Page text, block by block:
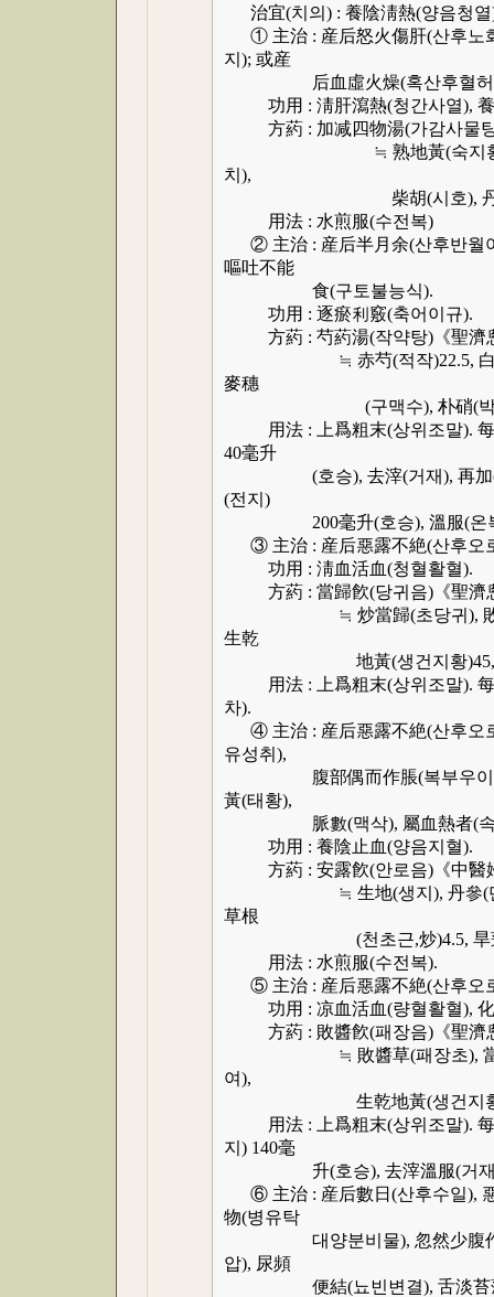
治宜(치의) : 養陰淸熱(양음청열
① 主治 : 産后怒火傷肝(산후노
지); 或産
后血虛火燥(혹산후혈허화
功用 : 淸肝瀉熱(청간사열), 養
方葯 : 加减四物湯(가감사물탕
≒ 熟地黃(숙지황), 當歸(
치),
柴胡(시호), 丹皮(단피
用法 : 水煎服(수전복)
② 主治 : 産后半月余(산후반월
嘔吐不能
食(구토불능식).
功用 : 逐瘀利竅(축어이규).
方葯 : 芍葯湯(작약탕)《聖濟
≒ 赤芍(적작)22.5, 白茅根(
麥穗
(구맥수), 朴硝(박초), 當
用法 : 上爲粗末(상위조말). 每
40毫升
(호승), 去滓(거재), 再加(재
(전지)
200毫升(호승), 溫服(온복)
③ 主治 : 産后惡露不絶(산후오
功用 : 淸血活血(청혈활혈).
方葯 : 當歸飮(당귀음)《聖濟
≒ 炒當歸(초당귀), 敗醬草(
生乾
地黃(생건지황)45, 竹茹(
用法 : 上爲粗末(상위조말). 每
차).
④ 主治 : 産后惡露不絶(산후오
유성취),
腹部偶而作脹(복부우이작창
黃(태황),
脈數(맥삭), 屬血熱者(속
功用 : 養陰止血(양음지혈).
方葯 : 安露飮(안로음)《中醫
≒ 生地(생지), 丹參(단삼),
草根
(천초근,炒)4.5, 旱蓮草(
用法 : 水煎服(수전복).
⑤ 主治 : 産后惡露不絶(산후오
功用 : 凉血活血(량혈활혈), 化
方葯 : 敗醬飮(패장음)《聖濟
≒ 敗醬草(패장초), 當歸(당
여),
生乾地黃(생건지황)
用法 : 上爲粗末(상위조말). 每
지) 140毫
升(호승), 去滓溫服(거재온
⑥ 主治 : 産后數日(산후수일),
物(병유탁
대양분비물), 忽然少腹作痛(
압), 尿頻
便結(뇨빈변결), 舌淡苔薄(